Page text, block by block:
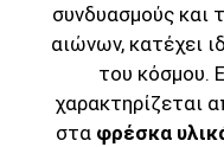
συνδυασμούς και
αιώνων, κατέχει
του κόσμου.
χαρακτηρίζεται
σταφρέσκα